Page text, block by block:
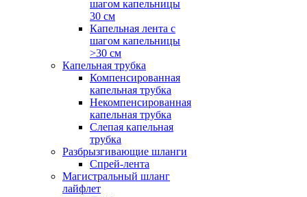
шагом капельницы
30 см
Капельная лента с
шагом капельницы
>30 см
Капельная трубка
Компенсированная
капельная трубка
Некомпенсированная
капельная трубка
Слепая капельная
трубка
Разбрызгивающие шланги
Спрей-лента
Магистральный шланг
лайфлет